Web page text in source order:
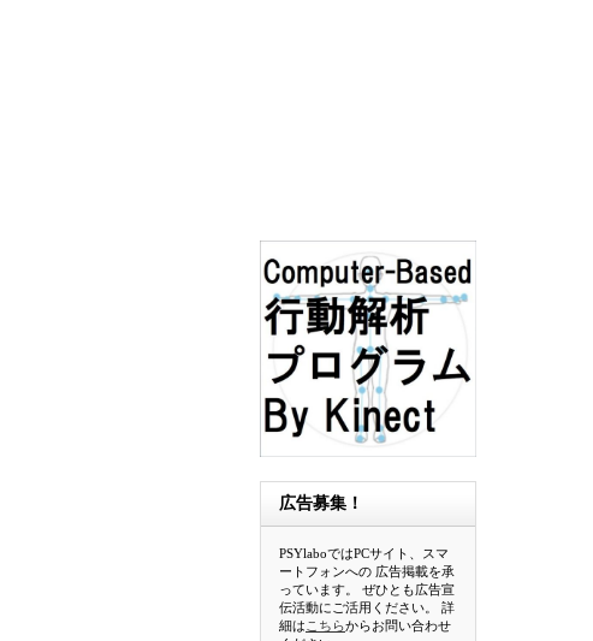
広告募集！
PSYlaboではPCサイト、スマ
ートフォンへの 広告掲載を承
っています。 ぜひとも広告宣
伝活動にご活用ください。 詳
細は こちらからお問い合わせ